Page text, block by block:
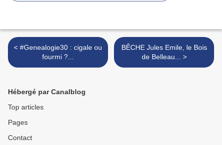
< #Genealogie30 : cigale ou
fourmi ?...
BÊCHE Jules Emile, le Bois
de Belleau... >
Hébergé par Canalblog
Top articles
Pages
Contact